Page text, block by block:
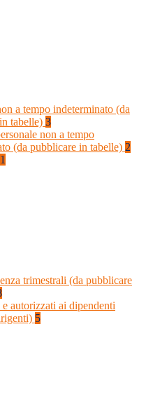
a tempo indeterminato (da
tabelle) 3
non a tempo
(da pubblicare in tabelle) 2
trimestrali (da pubblicare
autorizzati ai dipendenti
5